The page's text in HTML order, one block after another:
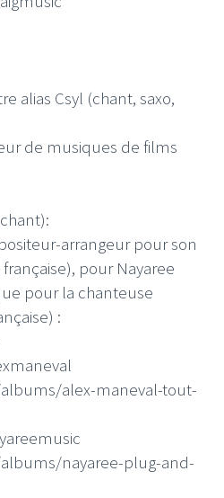
alias Csyl (chant, saxo,
de musiques de films
arrangeur pour son
pour Nayaree
pour la chanteuse
:
alex-maneval-tout-
nayaree-plug-and-